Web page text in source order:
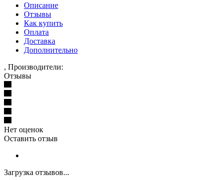
Описание
Отзывы
Как купить
Оплата
Доставка
Дополнительно
, Производители:
Отзывы
Нет оценок
Оставить отзыв
Загрузка отзывов...